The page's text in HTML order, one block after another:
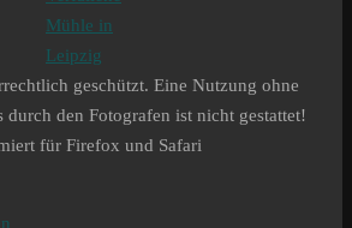
Mühle in
Leipzig
geschützt. Eine Nutzung ohne
den Fotografen ist nicht gestattet!
für Firefox und Safari